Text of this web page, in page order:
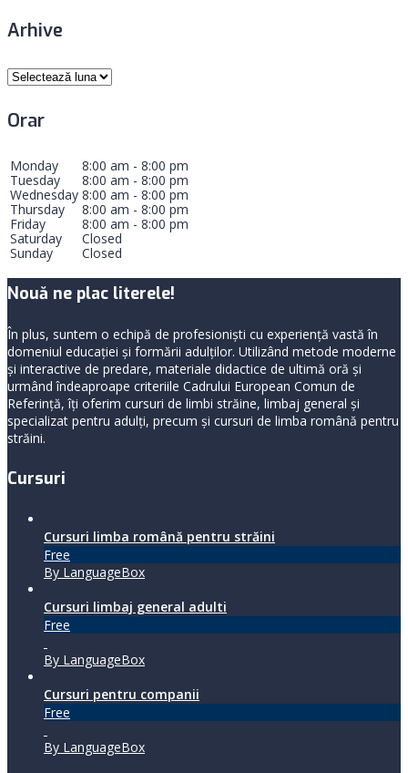
Arhive
Arhive
Orar
Monday
8:00 am - 8:00 pm
Tuesday
8:00 am - 8:00 pm
Wednesday 8:00 am - 8:00 pm
Thursday
8:00 am - 8:00 pm
Friday
8:00 am - 8:00 pm
Saturday
Closed
Sunday
Closed
Nouă ne plac literele!
În plus, suntem o echipă de profesioniști cu experiență vastă în
domeniul educației și formării adulților. Utilizând metode moderne
și interactive de predare, materiale didactice de ultimă oră și
urmând îndeaproape criteriile Cadrului European Comun de
Referință, îți oferim cursuri de limbi străine, limbaj general şi
specializat pentru adulți, precum și cursuri de limba română pentru
străini.
Cursuri
Cursuri limba română pentru străini
Free
By LanguageBox
Cursuri limbaj general adulti
Free
By LanguageBox
Cursuri pentru companii
Free
By LanguageBox